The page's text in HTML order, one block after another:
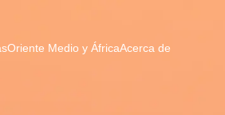
Oriente Medio y ÁfricaAcerca de